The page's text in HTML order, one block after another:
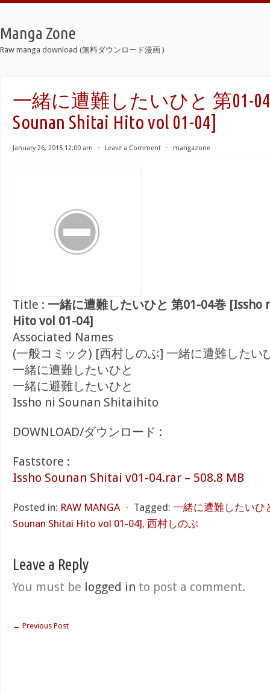
Manga Zone
Raw manga download (無料ダウンロード漫画 )
一緒に遭難したいひと 第01-04
Sounan Shitai Hito vol 01-04]
January 26, 2015 12:00 am ⋅ Leave a Comment ⋅ mangazone
Title : 一緒に遭難したいひと 第01-04巻 [Issho
Hito vol 01-04]
Associated Names
(一般コミック) [西村しのぶ] 一緒に遭難したい
一緒に遭難したいひと
一緒に避難したいひと
Issho ni Sounan Shitaihito
DOWNLOAD/ダウンロード :
Faststore :
Issho Sounan Shitai v01-04.rar – 508.8 MB
Posted in: RAW MANGA ⋅ Tagged: 一緒に遭難したいひ
Sounan Shitai Hito vol 01-04], 西村しのぶ
Leave a Reply
You must be logged in to post a comment.
← Previous Post